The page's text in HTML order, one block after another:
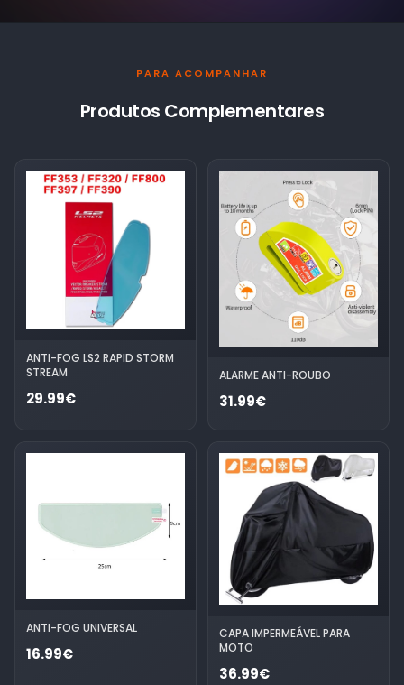
PARA ACOMPANHAR
Produtos Complementares
ANTI-FOG LS2 RAPID STORM
STREAM
29.99€
ALARME ANTI-ROUBO
31.99€
ANTI-FOG UNIVERSAL
16.99€
CAPA IMPERMEÁVEL PARA
MOTO
36.99€